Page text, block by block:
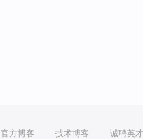
官方博客 技术博客 诚聘英才